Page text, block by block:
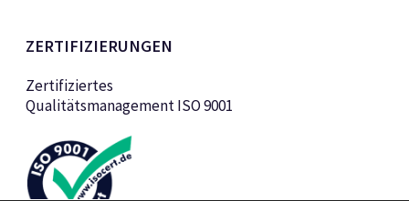
ZERTIFIZIERUNGEN
Zertifiziertes
Qualitätsmanagement ISO 9001